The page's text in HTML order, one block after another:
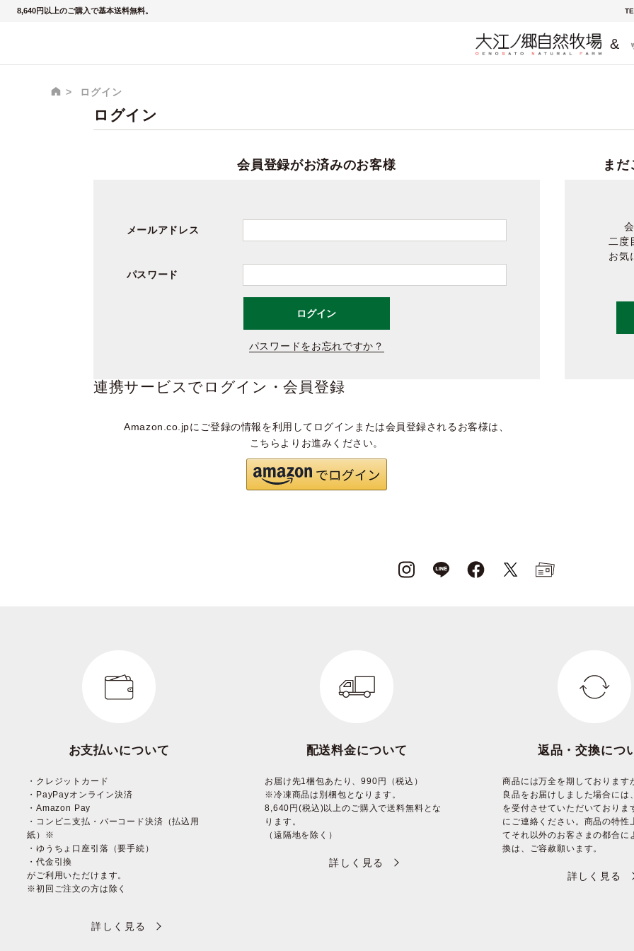
8,640円以上のご購入で基本送料無料。
&
ログイン
ログイン
会員登録がお済みのお客様
メールアドレス
パスワード
ログイン
パスワードをお忘れですか？
まだ
二度
お気
連携サービスでログイン・会員登録
Amazon.co.jpにご登録の情報を利用して ログインまたは会員登録されるお客様は、
こちらよりお進みください。
お支払いについて
・クレジットカード
・PayPayオンライン決済
・Amazon Pay
・コンビニ支払・バーコード決済（払込用
紙）※
・ゆうちょ口座引落（要手続）
・代金引換
がご利用いただけます。
※初回ご注文の方は除く
詳しく見る
配送料金について
お届け先1梱包あたり、990円（税込）
※冷凍商品は別梱包となります。
8,640円(税込)以上のご購入で送料無料とな
ります。
（遠隔地を除く）
詳しく見る
返品・交換につ
商品には万全を期しております
良品をお届けしました場合には
を受付させていただいておりま
にご連絡ください。商品の特性
てそれ以外のお客さまの都合に
換は、ご容赦願います。
詳しく見る